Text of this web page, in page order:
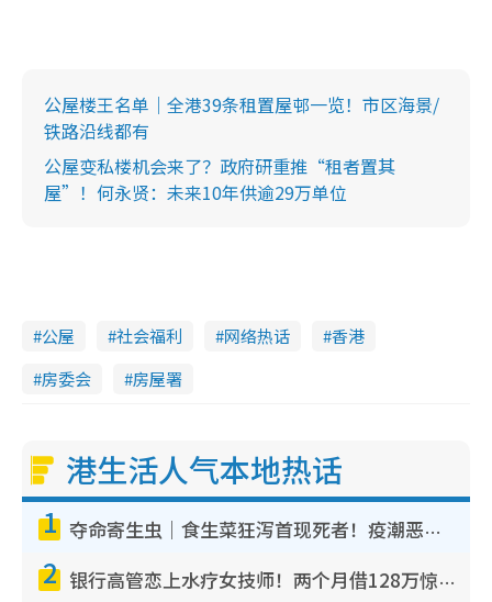
公屋楼王名单｜全港39条租置屋邨一览！市区海景/
铁路沿线都有
公屋变私楼机会来了？政府研重推“租者置其
屋”！何永贤：未来10年供逾29万单位
公屋 社会福利 网络热话
香港
房委会
房屋署
港生活人气本地热话
1 夺命寄生虫｜食生菜狂泻首现死者！疫潮恶化录1.8万宗病例 揭洗菜3大谬误
2 银行高管恋上水疗女技师！两个月借128万惊觉“沉船”沉落火海 揭背后疑似邪教操控卖淫